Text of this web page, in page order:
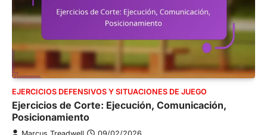
EJERCICIOS DEFENSIVOS Y SITUACIONES DE JUEGO
Ejercicios de Corte: Ejecución, Comunicación,
Posicionamiento